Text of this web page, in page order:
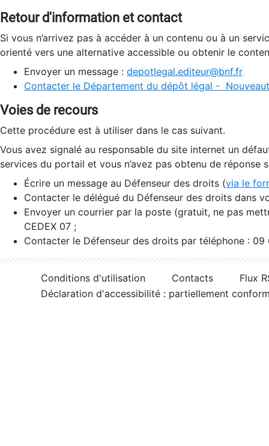
Retour d'information et contact
Si vous n’arrivez pas à accéder à un contenu ou à un
orienté vers une alternative accessible ou obtenir le
Envoyer un message : depotlegal.editeur@bnf.fr
Contacter le Département du dépôt légal -
Voies de recours
Cette procédure est à utiliser dans le cas suivant.
Vous avez signalé au responsable du site internet un
services du portail et vous n’avez pas obtenu de réponse
Écrire un message au Défenseur des droits (via le
Contacter le délégué du Défenseur des droits dans
Envoyer un courrier par la poste (gratuit, ne pas
CEDEX 07 ;
Contacter le Défenseur des droits par téléphone :
Conditions d'utilisation Contacts
Flux
Déclaration d'accessibilité : partiellement